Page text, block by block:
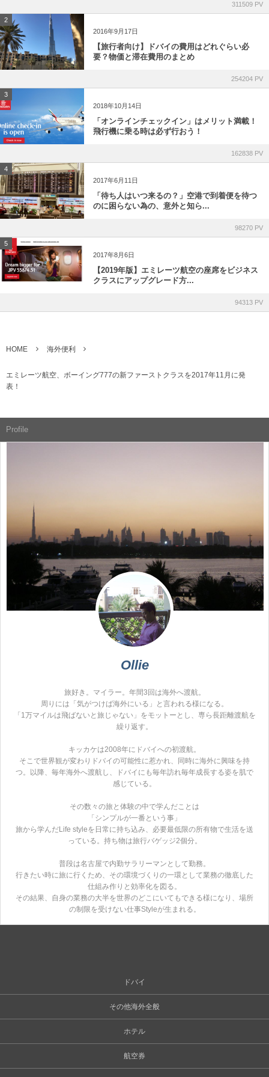
311509 PV
2
2016年9月17日
【旅行者向け】ドバイの費用はどれぐらい必
要？物価と滞在費用のまとめ
254204 PV
3
2018年10月14日
「オンラインチェックイン」はメリット満載！
飛行機に乗る時は必ず行おう！
162838 PV
4
2017年6月11日
「待ち人はいつ来るの？」空港で到着便を待つ
のに困らない為の、意外と知ら...
98270 PV
5
2017年8月6日
【2019年版】エミレーツ航空の座席をビジネス
クラスにアップグレード方...
94313 PV
HOME 海外便利
エミレーツ航空、ボーイング777の新ファーストクラスを2017年11月に発
表！
Profile
Ollie
旅好き。マイラー。年間3回は海外へ渡航。
周りには「気がつけば海外にいる」と言われる様になる。
「1万マイルは飛ばないと旅じゃない」をモットーとし、専ら長距離渡航を
繰り返す。
キッカケは2008年にドバイへの初渡航。
そこで世界観が変わりドバイの可能性に惹かれ、同時に海外に興味を持
つ。以降、毎年海外へ渡航し、ドバイにも毎年訪れ毎年成長する姿を肌で
感じている。
その数々の旅と体験の中で学んだことは
「シンプルが一番という事」
旅から学んだLife styleを日常に持ち込み、必要最低限の所有物で生活を送
っている。持ち物は旅行バゲッジ2個分。
普段は名古屋で内勤サラリーマンとして勤務。
行きたい時に旅に行くため、その環境づくりの一環として業務の徹底した
仕組み作りと効率化を図る。
その結果、自身の業務の大半を世界のどこにいてもできる様になり、場所
の制限を受けない仕事Styleが生まれる。
ドバイ
その他海外全般
ホテル
航空券